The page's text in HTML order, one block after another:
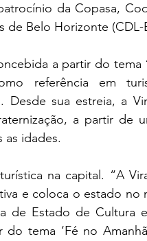
da Copasa,
de Belo Horizonte (CDL-
a partir do tema
referência em
sua estreia, a
a partir de
idades.
na capital. “A
e coloca o estado no
de Estado de Cultura
tema ‘Fé no